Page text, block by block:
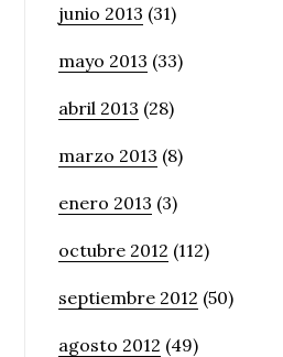
junio 2013 (31)
mayo 2013 (33)
abril 2013 (28)
marzo 2013 (8)
enero 2013 (3)
octubre 2012 (112)
septiembre 2012 (50)
agosto 2012 (49)